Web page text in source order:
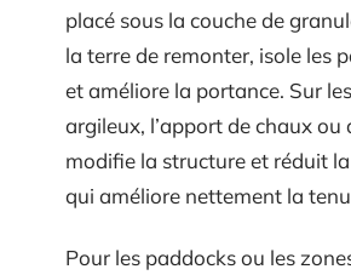
placé sous la couche de
la terre de remonter, isole les
et améliore la portance. Sur
argileux, l’apport de chaux ou
modifie la structure et réduit
qui améliore nettement la
Pour les paddocks ou les